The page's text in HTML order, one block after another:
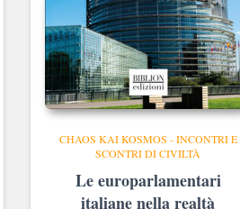
CHAOS KAI KOSMOS - INCONTRI E
SCONTRI DI CIVILTÀ
Le europarlamentari
italiane nella realtà